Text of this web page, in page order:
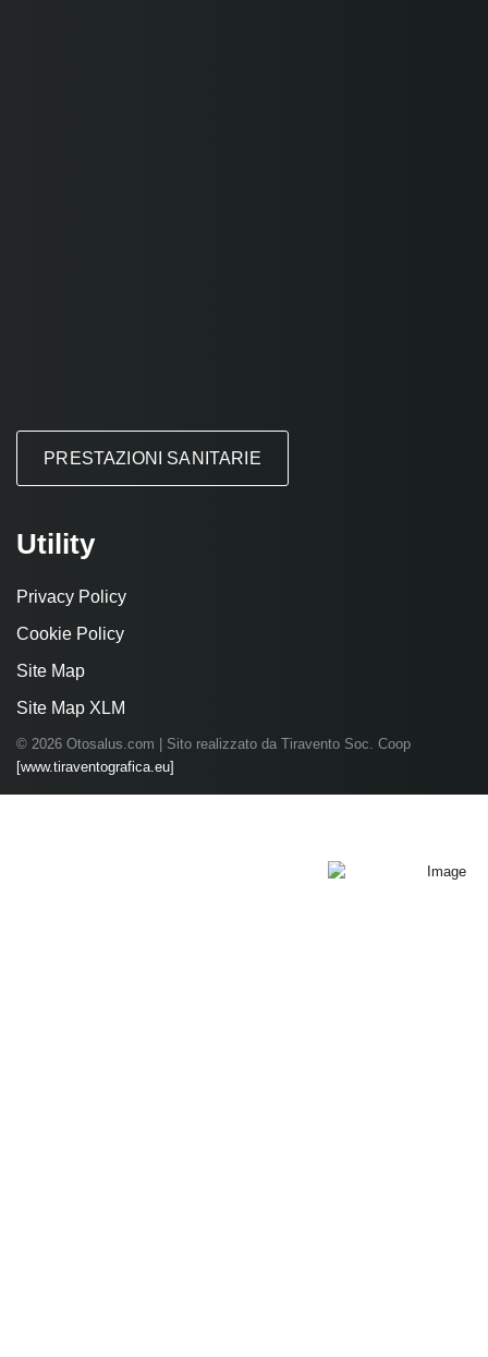
PRESTAZIONI SANITARIE
Utility
Privacy Policy
Cookie Policy
Site Map
Site Map XLM
© 2026 Otosalus.com | Sito realizzato da Tiravento Soc. Coop
[www.tiraventografica.eu]